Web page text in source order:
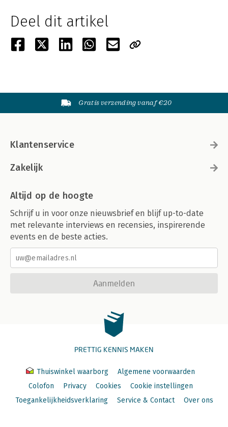
Deel dit artikel
Gratis verzending vanaf €20
Klantenservice
Zakelijk
Altijd op de hoogte
Schrijf u in voor onze nieuwsbrief en blijf up-to-date
met relevante interviews en recensies, inspirerende
events en de beste acties.
Aanmelden
PRETTIG KENNIS MAKEN
Thuiswinkel waarborg
Algemene voorwaarden
Colofon
Privacy Cookies
Cookie instellingen
Toegankelijkheidsverklaring
Service & Contact Over ons